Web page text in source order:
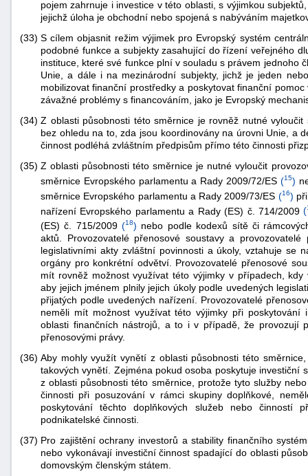
pojem zahrnuje i investice v této oblasti, s výjimkou
jejichž úloha je obchodní nebo spojená s nabýváním
(33) S cílem objasnit režim výjimek pro Evropský systém
podobné funkce a subjekty zasahující do řízení veřejného
instituce, které své funkce plní v souladu s právem jednoho
Unie, a dále i na mezinárodní subjekty, jichž je jeden
mobilizovat finanční prostředky a poskytovat finanční
závažné problémy s financováním, jako je Evropský
(34) Z oblasti působnosti této směrnice je rovněž nutné
bez ohledu na to, zda jsou koordinovány na úrovni Unie, a
činnost podléhá zvláštním předpisům přímo této činnosti
(35) Z oblasti působnosti této směrnice je nutné vyloučit
směrnice Evropského parlamentu a Rady 2009/72/ES(15)
směrnice Evropského parlamentu a Rady 2009/73/ES (16)
nařízení Evropského parlamentu a Rady (ES) č. 714/2009 (
(ES) č. 715/2009(18) nebo podle kodexů sítě či
aktů. Provozovatelé přenosové soustavy a
legislativními akty zvláštní povinnosti a úkoly, vztahuje se
orgány pro konkrétní odvětví. Provozovatelé přenosové
mít rovněž možnost využívat této výjimky v případech,
aby jejich jménem plnily jejich úkoly podle uvedených
přijatých podle uvedených nařízení. Provozovatelé
neměli mít možnost využívat této výjimky při
oblasti finančních nástrojů, a to i v případě, že provozují
přenosovými právy.
(36) Aby mohly využít vynětí z oblasti působnosti této
takových vynětí. Zejména pokud osoba poskytuje investiční
z oblasti působnosti této směrnice, protože tyto služby
činnosti při posuzování v rámci skupiny doplňkové,
poskytování těchto doplňkových služeb nebo
podnikatelské činnosti.
(37) Pro zajištění ochrany investorů a stability finančního
nebo vykonávají investiční činnost spadající do oblasti
domovským členským státem.